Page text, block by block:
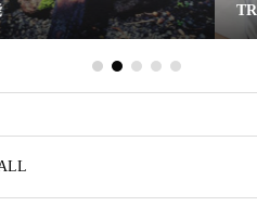
JEWELRYのカラーパール